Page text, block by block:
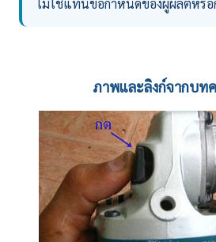
ไม่ใช้แทนข้อกำหนดของผู้ผลิตหรือ
ภาพและลิงก์จากบท